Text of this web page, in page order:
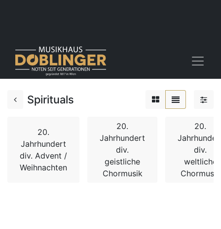
Spirituals
20.
Jahrhundert
div. Advent /
Weihnachten
20.
Jahrhundert
div.
geistliche
Chormusik
20.
div.
weltliche
Chormusik